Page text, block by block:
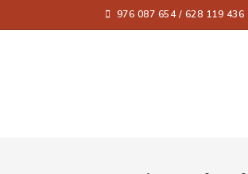
976 087 654 / 628 119 436